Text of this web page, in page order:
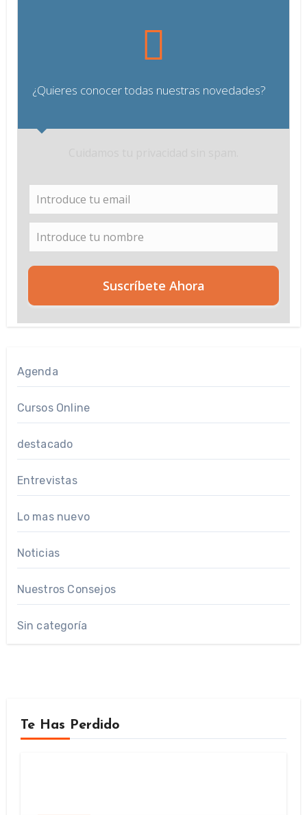
¿Quieres conocer todas nuestras novedades?
Suscríbete Ahora
Agenda
Cursos Online
destacado
Entrevistas
Lo mas nuevo
Noticias
Nuestros Consejos
Sin categoría
Te Has Perdido